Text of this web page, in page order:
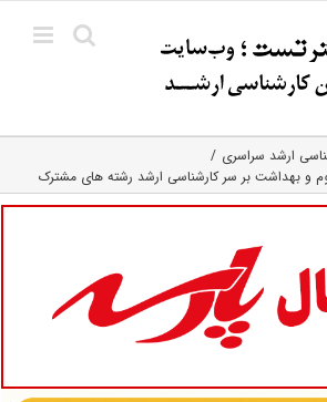
ارشد سراسری
و بهداشت بر سر کارشناسی ارشد رشته های مشترک